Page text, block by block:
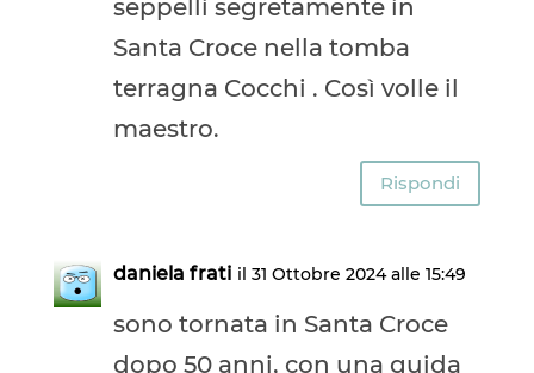
seppelli segretamente in
Santa Croce nella tomba
terragna Cocchi . Così volle il
maestro.
Rispondi
daniela frati il 31 Ottobre 2024 alle 15:49
sono tornata in Santa Croce
dopo 50 anni, con una guida